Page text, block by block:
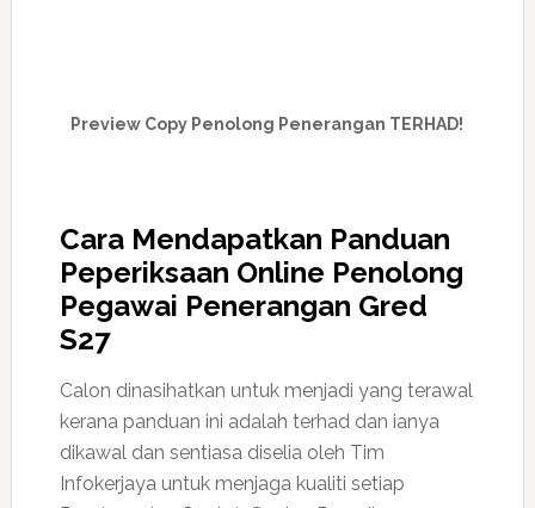
Preview Copy Penolong Penerangan TERHAD!
Cara Mendapatkan Panduan
Peperiksaan Online Penolong
Pegawai Penerangan Gred
S27
Calon dinasihatkan untuk menjadi yang terawal
kerana panduan ini adalah terhad dan ianya
dikawal dan sentiasa diselia oleh Tim
Infokerjaya untuk menjaga kualiti setiap